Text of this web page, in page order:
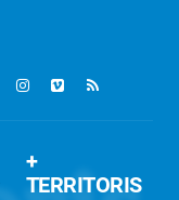
+
TERRITORIS